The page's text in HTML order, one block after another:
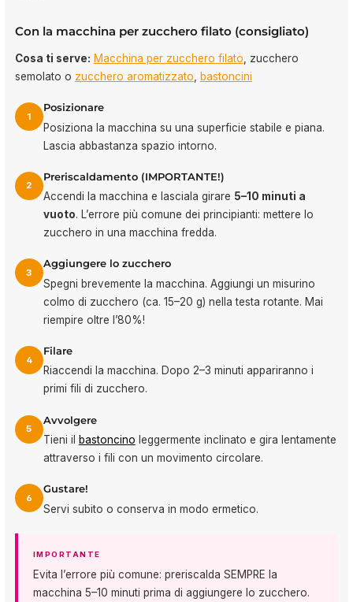
Con la macchina per zucchero filato (consigliato)
Cosa ti serve: Macchina per zucchero filato , zucchero
semolato o zucchero aromatizzato bastoncini
1
Posizionare
Posiziona la macchina su una superficie stabile e piana.
Lascia abbastanza spazio intorno.
2
Preriscaldamento (IMPORTANTE!)
Accendi la macchina e lasciala girare 5–10 minuti a
vuoto. L’errore più comune dei principianti: mettere lo
zucchero in una macchina fredda.
3
Aggiungere lo zucchero
Spegni brevemente la macchina. Aggiungi un misurino
colmo di zucchero (ca. 15–20 g) nella testa rotante. Mai
riempire oltre l’80%!
4
Filare
Riaccendi la macchina. Dopo 2–3 minuti appariranno i
primi fili di zucchero.
5
Avvolgere
Tieni il
bastoncino leggermente inclinato e gira lentamente
attraverso i fili con un movimento circolare.
6
Gustare!
Servi subito o conserva in modo ermetico.
IMPORTANTE
Evita l’errore più comune: preriscalda SEMPRE la
macchina 5–10 minuti prima di aggiungere lo zucchero.